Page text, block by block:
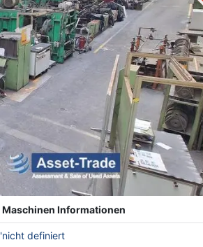
Maschinen Informationen
'nicht definiert